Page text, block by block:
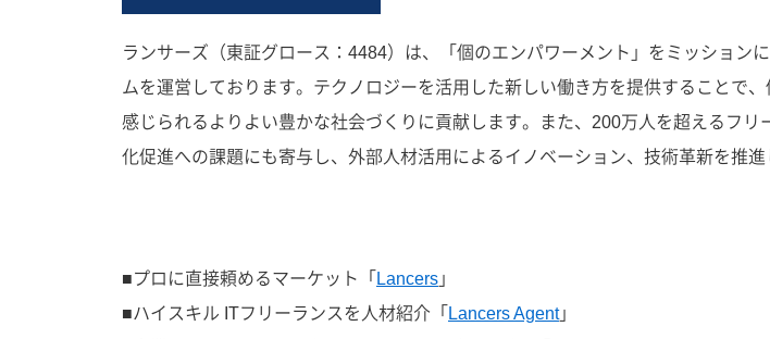
ランサーズ（東証グロース：4484）は、「個のエンパワーメント」をミッション
ムを運営しております。テクノロジーを活用した新しい働き方を提供することで
感じられるよりよい豊かな社会づくりに貢献します。また、200万人を超えるフ
化促進への課題にも寄与し、外部人材活用によるイノベーション、技術革新を推進
■プロに直接頼めるマーケット「 Lancers 」
■ハイスキル ITフリーランスを人材紹介「 Lancers Agent」